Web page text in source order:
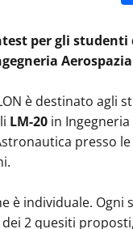
per gli
è destinato agli
LM-20 in
presso
è individuale. Ogni
2 quesiti